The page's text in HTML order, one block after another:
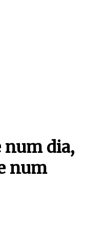
num dia,
num